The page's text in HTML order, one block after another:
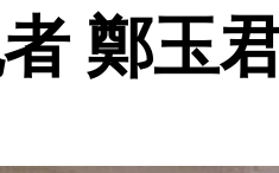
鄭玉